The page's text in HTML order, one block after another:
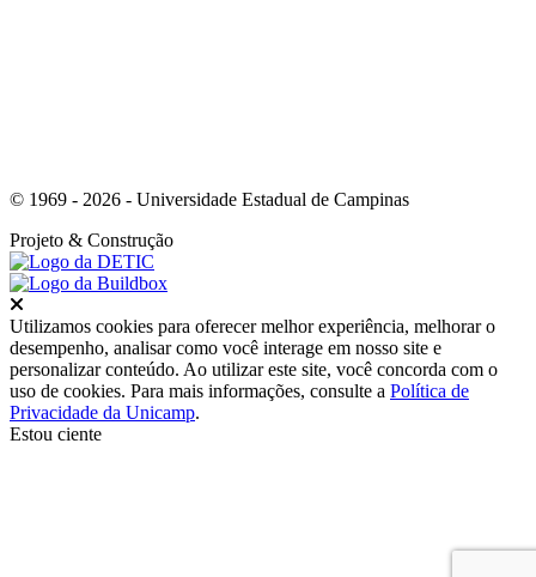
© 1969 - 2026 - Universidade Estadual de Campinas
Projeto & Construção
Utilizamos cookies para oferecer melhor experiência, melhorar o
desempenho, analisar como você interage em nosso site e
personalizar conteúdo. Ao utilizar este site, você concorda com o
uso de cookies. Para mais informações, consulte a Política de
Privacidade da Unicamp.
Estou ciente